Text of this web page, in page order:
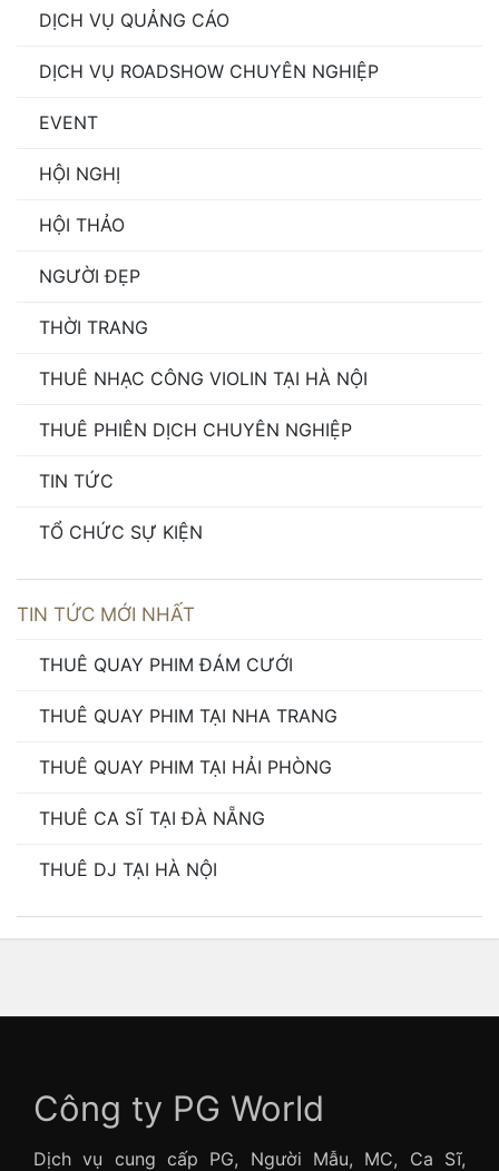
DỊCH VỤ QUẢNG CÁO
DỊCH VỤ ROADSHOW CHUYÊN NGHIỆP
EVENT
HỘI NGHỊ
HỘI THẢO
NGƯỜI ĐẸP
THỜI TRANG
THUÊ NHẠC CÔNG VIOLIN TẠI HÀ NỘI
THUÊ PHIÊN DỊCH CHUYÊN NGHIỆP
TIN TỨC
TỔ CHỨC SỰ KIỆN
TIN TỨC MỚI NHẤT
THUÊ QUAY PHIM ĐÁM CƯỚI
THUÊ QUAY PHIM TẠI NHA TRANG
THUÊ QUAY PHIM TẠI HẢI PHÒNG
THUÊ CA SĨ TẠI ĐÀ NẴNG
THUÊ DJ TẠI HÀ NỘI
Công ty PG World
Dịch vụ cung cấp PG, Người Mẫu, MC, Ca Sĩ,